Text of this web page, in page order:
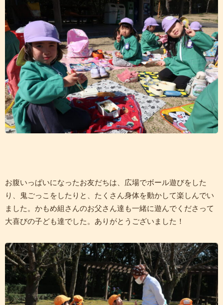
お腹いっぱいになったお友だちは、広場でボール遊びをした
り、鬼ごっこをしたりと、たくさん身体を動かして楽しんでい
ました。かもめ組さんのお父さん達も一緒に遊んでくださって
大喜びの子ども達でした。ありがとうございました！